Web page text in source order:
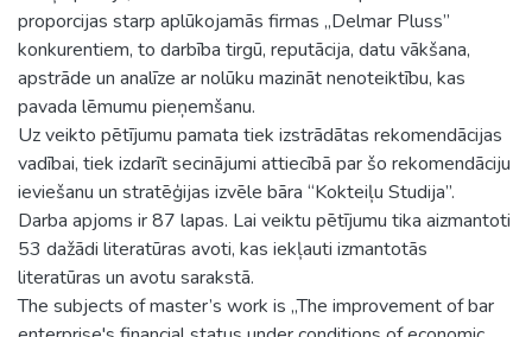
proporcijas starp aplūkojamās firmas „Delmar Pluss”
konkurentiem, to darbība tirgū, reputācija, datu vākšana,
apstrāde un analīze ar nolūku mazināt nenoteiktību, kas
pavada lēmumu pieņemšanu.
Uz veikto pētījumu pamata tiek izstrādātas rekomendācijas
vadībai, tiek izdarīt secinājumi attiecībā par šo rekomendāciju
ieviešanu un stratēģijas izvēle bāra “Kokteiļu Studija”.
Darba apjoms ir 87 lapas. Lai veiktu pētījumu tika aizmantoti
53 dažādi literatūras avoti, kas iekļauti izmantotās
literatūras un avotu sarakstā.
The subjects of master’s work is „The improvement of bar